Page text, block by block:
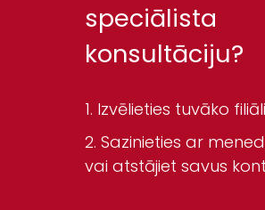
speciālista
konsultāciju?
Izvēlieties tuvāko
Sazinieties ar
vai atstājiet savus